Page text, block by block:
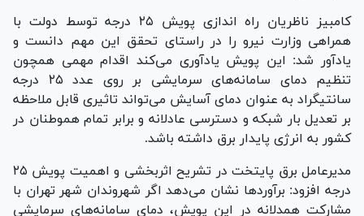
کامبیز ناظریان راه اندازی پویش ۲۵ درجه توسط دولت با
همراهی وزارت نیرو را در راستای تحقق این مهم دانست و
یادآور شد: این پویش یادآوری می‌کند اقدام مهمی همچون
تنظیم دمای سامانه‌های سرمایشی بر روی عدد ۲۵ درجه
سانتیگراد به عنوان دمای آسایش می‌تواند تاثیری قابل ملاحظه
بر تعدیل بار شبکه و دسترسی عادلانه و برابر تمام هموطنان در
کشور به انرژی پایدار برق داشته باشد.
مدیرعامل برق پایتخت در تشریح اثربخشی و اهمیت پویش ۲۵
درجه افزود: برآورد‌ها نشان می‌دهد اگر شهروندان شهر تهران با
مشارکت همدلانه در این پویش، دمای سامانه‌های سرمایشی